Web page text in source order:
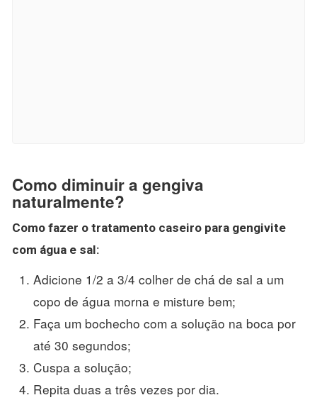
Como diminuir a gengiva
naturalmente?
Como fazer o tratamento caseiro para gengivite
com água e sal:
Adicione 1/2 a 3/4 colher de chá de sal a um
copo de água morna e misture bem;
Faça um bochecho com a solução na boca por
até 30 segundos;
Cuspa a solução;
Repita duas a três vezes por dia.